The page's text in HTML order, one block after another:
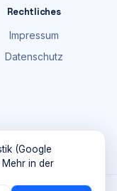
Rechtliches
Impressum
Datenschutz
(Google
in der